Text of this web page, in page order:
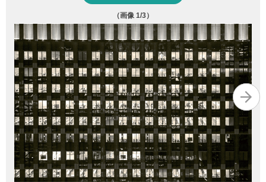
（画像 1/3）